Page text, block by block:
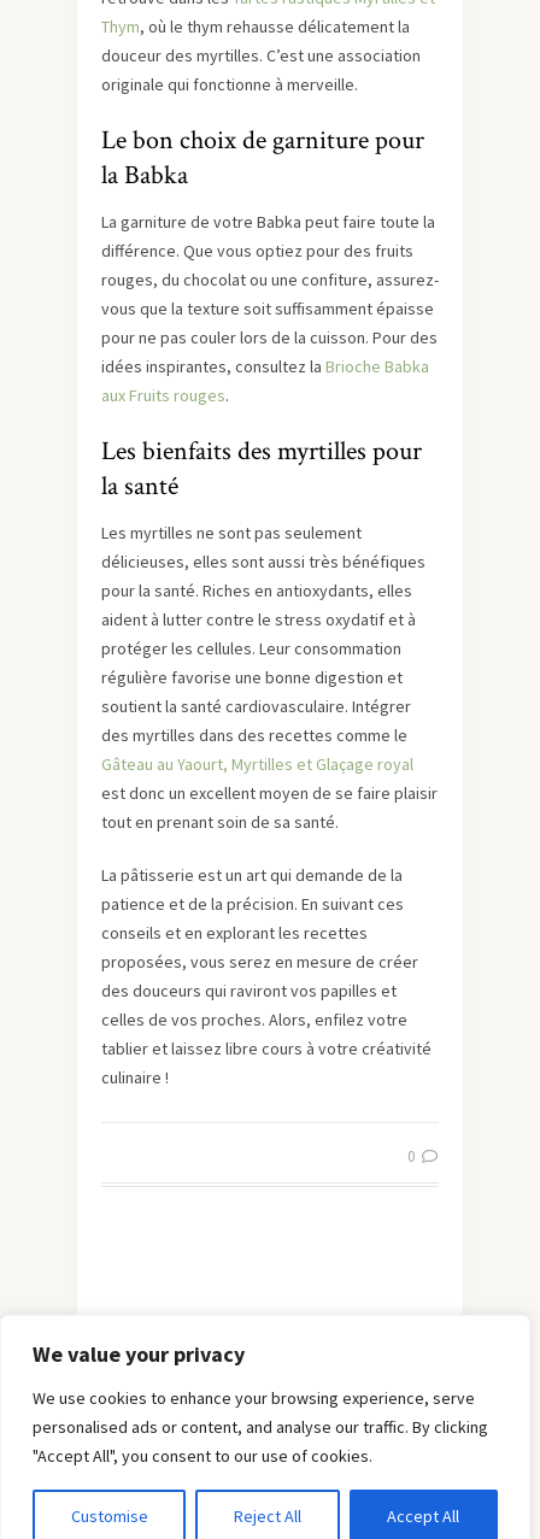
We value your privacy
We use cookies to enhance your browsing experience, serve
personalised ads or content, and analyse our traffic. By clicking
"Accept All", you consent to our use of cookies.
Customise Reject All Accept All
Thym, où le thym rehausse délicatement la
douceur des myrtilles. C’est une association
originale qui fonctionne à merveille.
Le bon choix de garniture pour
la Babka
La garniture de votre Babka peut faire toute la
différence. Que vous optiez pour des fruits
rouges, du chocolat ou une confiture, assurez-
vous que la texture soit suffisamment épaisse
pour ne pas couler lors de la cuisson. Pour des
idées inspirantes, consultez la Brioche Babka
aux Fruits rouges.
Les bienfaits des myrtilles pour
la santé
Les myrtilles ne sont pas seulement
délicieuses, elles sont aussi très bénéfiques
pour la santé. Riches en antioxydants, elles
aident à lutter contre le stress oxydatif et à
protéger les cellules. Leur consommation
régulière favorise une bonne digestion et
soutient la santé cardiovasculaire. Intégrer
des myrtilles dans des recettes comme le
Gâteau au Yaourt, Myrtilles et Glaçage royal
est donc un excellent moyen de se faire plaisir
tout en prenant soin de sa santé.
La pâtisserie est un art qui demande de la
patience et de la précision. En suivant ces
conseils et en explorant les recettes
proposées, vous serez en mesure de créer
des douceurs qui raviront vos papilles et
celles de vos proches. Alors, enfilez votre
tablier et laissez libre cours à votre créativité
culinaire !
0
© Copyright 2019 -Solo Pine. All Rights Reserved.
TOP
Designed & Developed bySolo Pine